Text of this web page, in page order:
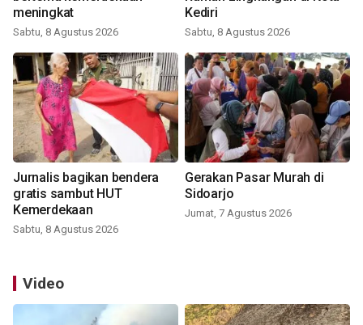
meningkat
Sabtu, 8 Agustus 2026
Kediri
Sabtu, 8 Agustus 2026
Jurnalis bagikan bendera
gratis sambut HUT
Kemerdekaan
Sabtu, 8 Agustus 2026
Gerakan Pasar Murah di
Sidoarjo
Jumat, 7 Agustus 2026
Video